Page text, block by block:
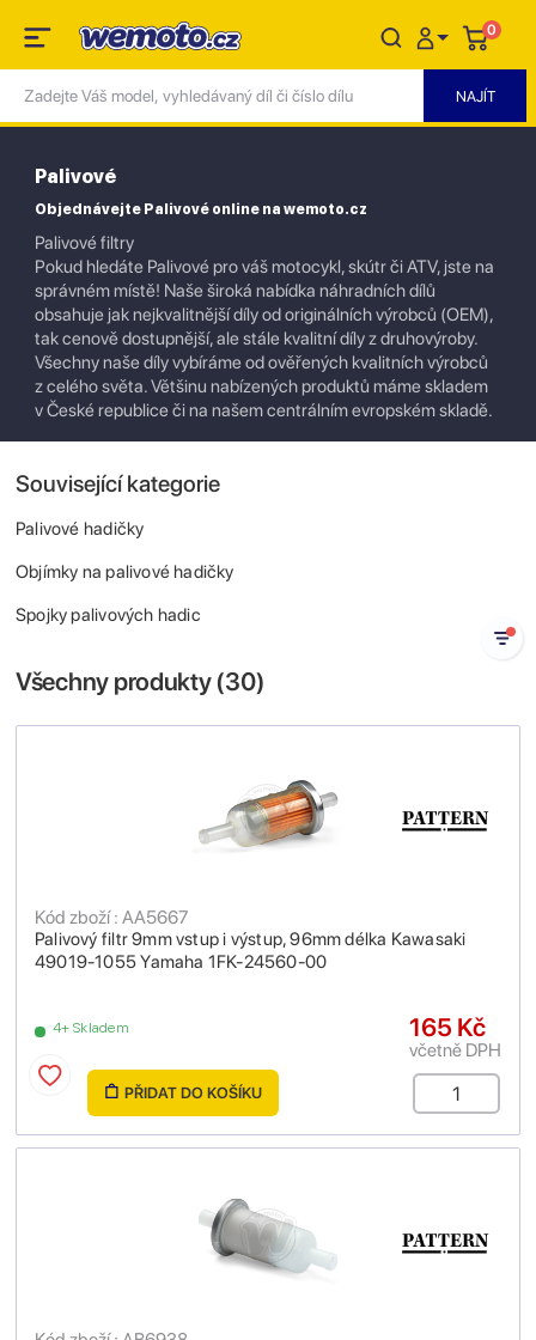
0
Palivové
Objednávejte Palivové online na wemoto.cz
Palivové filtry
Pokud hledáte Palivové pro váš motocykl, skútr či ATV, jste na
správném místě! Naše široká nabídka náhradních dílů
obsahuje jak nejkvalitnější díly od originálních výrobců (OEM),
tak cenově dostupnější, ale stále kvalitní díly z druhovýroby.
Všechny naše díly vybíráme od ověřených kvalitních výrobců
z celého světa. Většinu nabízených produktů máme skladem
v České republice či na našem centrálním evropském skladě.
Související kategorie
Palivové hadičky
Objímky na palivové hadičky
Spojky palivových hadic
Všechny produkty (30)
Palivový filtr 9mm vstup i výstup, 96mm délka Kawasaki
49019-1055 Yamaha 1FK-24560-00
Kód zboží : AA5667
4+ Skladem 165 Kč
včetně DPH
PŘIDAT DO KOŠÍKU